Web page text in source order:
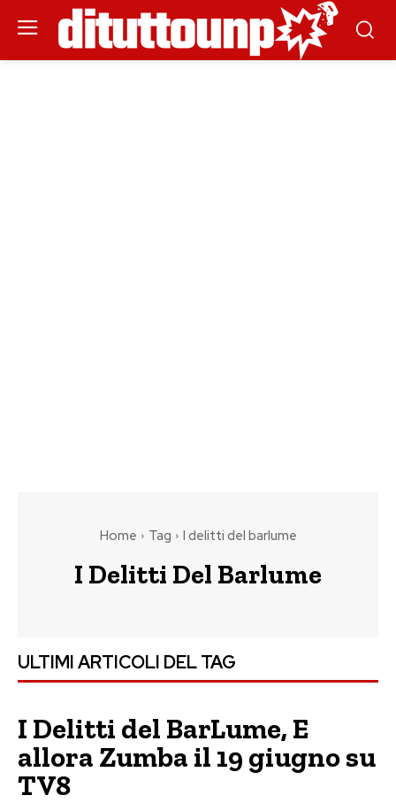
Home Tag I delitti del barlume
I Delitti Del Barlume
ULTIMI ARTICOLI DEL TAG
I Delitti del BarLume, E
allora Zumba il 19 giugno su
TV8